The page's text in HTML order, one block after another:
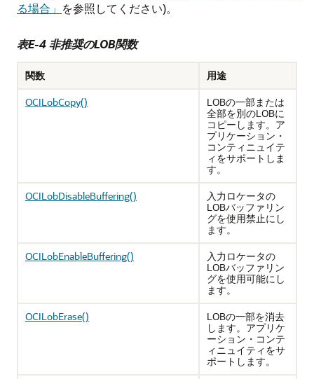
る場合」 を参照してください)。
表E-4 非推奨のLOB関数
関数
用途
OCILobCopy()
LOBの一部または
全部を別のLOBに
コピーします。ア
プリケーション・
コンティニュイテ
ィをサポートしま
す。
OCILobDisableBuffering()
入力ロケータの
LOBバッファリン
グを使用禁止にし
ます。
OCILobEnableBuffering()
入力ロケータの
LOBバッファリン
グを使用可能にし
ます。
OCILobErase()
LOBの一部を消去
します。アプリケ
ーション・コンテ
ィニュイティをサ
ポートします。